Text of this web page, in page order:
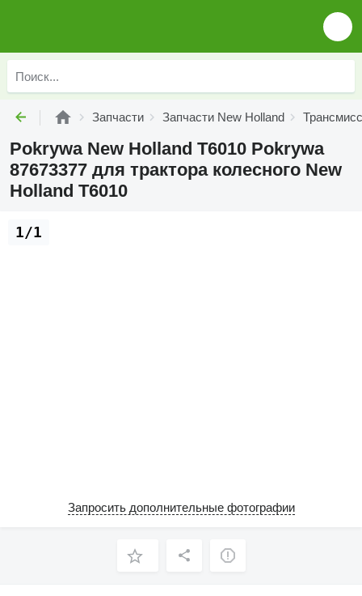
Запчасти Запчасти New Holland
Pokrywa New Holland T6010 Pokrywa
87673377 для трактора колесного New
Holland T6010
1/1
Запросить дополнительные фотографии